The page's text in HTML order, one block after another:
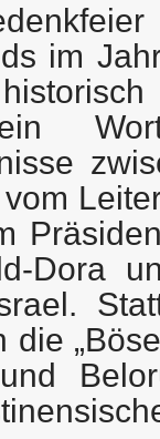
im
Kein
Dora